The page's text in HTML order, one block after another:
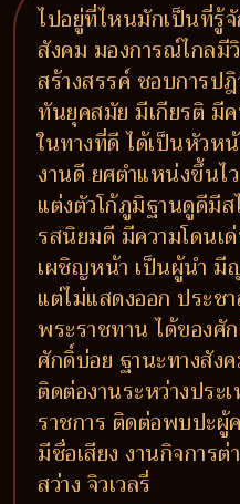
ไปอยู่ที่ไหนมักเป็นที่รู้จั
สังคม มองการณ์ไกล
สร้างสรรค์ ชอบการป
ทันยุคสมัย มีเกียรติ มี
ในทางที่ดี ได้เป็นหัวห
งานดี ยศตำแหน่งขึ้น
แต่งตัวโก้ภูมิฐานดูดีมี
รสนิยมดี มีความโดนเ
เผชิญหน้า เป็นผู้นำ มี
แต่ไม่แสดงออก ประช
พระราชทาน ได้ของ
ศักดิ์บ่อย ฐานะทางสัง
ติดต่องานระหว่างประ
ราชการ ติดต่อพบปะ
มีชื่อเสียง งานกิจการ
สว่าง จิวเวลรี่